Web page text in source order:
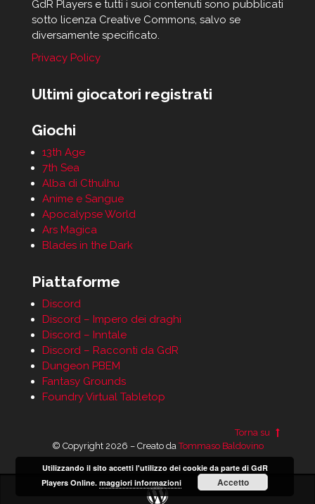
GdR Players e tutti i suoi contenuti sono pubblicati
sotto licenza Creative Commons, salvo se
diversamente specificato.
Privacy Policy
Ultimi giocatori registrati
Giochi
13th Age
7th Sea
Alba di Cthulhu
Anime e Sangue
Apocalypse World
Ars Magica
Blades in the Dark
Piattaforme
Discord
Discord – Impero dei draghi
Discord – Inntale
Discord – Racconti da GdR
Dungeon PBEM
Fantasy Grounds
Foundry Virtual Tabletop
Torna su
© Copyright 2026 – Creato daTommaso Baldovino
Utilizzando il sito accetti l'utilizzo dei cookie da parte di GdR
Players Online.maggiori informazioni Accetto